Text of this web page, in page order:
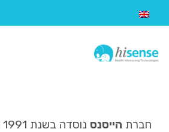
חברת הייסנס